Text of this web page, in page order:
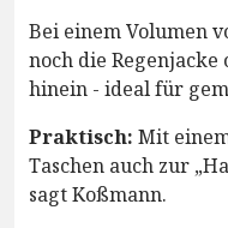
Bei einem Volumen
noch die
hinein - ideal für
Praktisch: Mit
Taschen auch zur
sagt Koßmann.